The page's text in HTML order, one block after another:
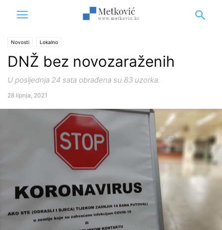
Novosti Lokalno
DNŽ bez novozaraženih
U posljednja 24 sata obrađena su 83 uzorka.
28 lipnja, 2021